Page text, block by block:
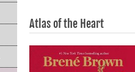
Atlas of the Heart